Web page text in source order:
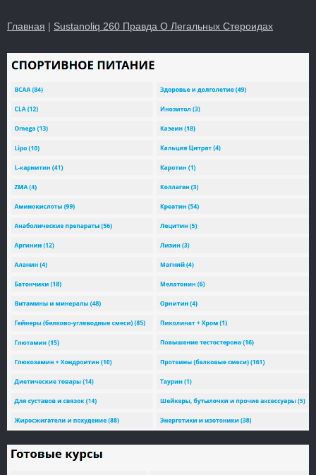
Главная | Sustanoliq 260 Правда О Легальных Стероидах